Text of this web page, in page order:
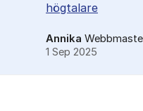
högtalare
Annika
1 Sep 2025